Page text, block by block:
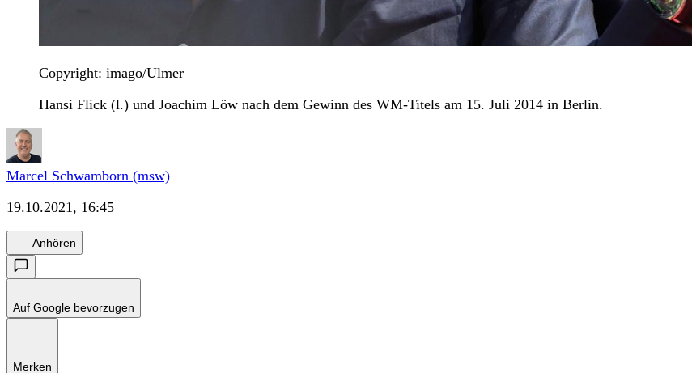
Copyright: imago/Ulmer
Hansi Flick (l.) und Joachim Löw nach dem Gewinn des WM-Titels am 15. Juli 2014 in Berlin.
Marcel Schwamborn (msw)
19.10.2021, 16:45
Anhören
Auf Google bevorzugen
Merken